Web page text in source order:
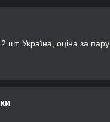
шт. Україна, оціна за пару